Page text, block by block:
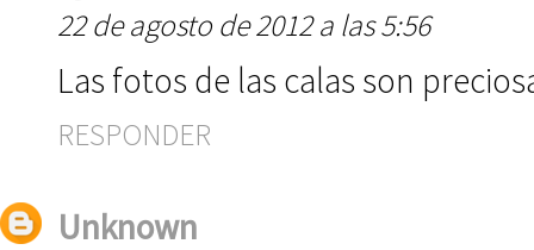
22 de agosto de 2012 a las 5:56
Las fotos de las calas son
RESPONDER
Unknown